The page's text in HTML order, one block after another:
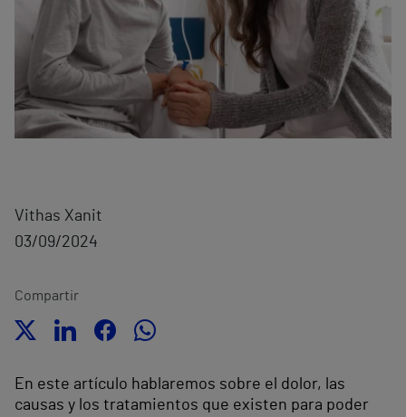
Vithas Xanit
03/09/2024
Compartir
En este artículo hablaremos sobre el dolor, las
causas y los tratamientos que existen para poder